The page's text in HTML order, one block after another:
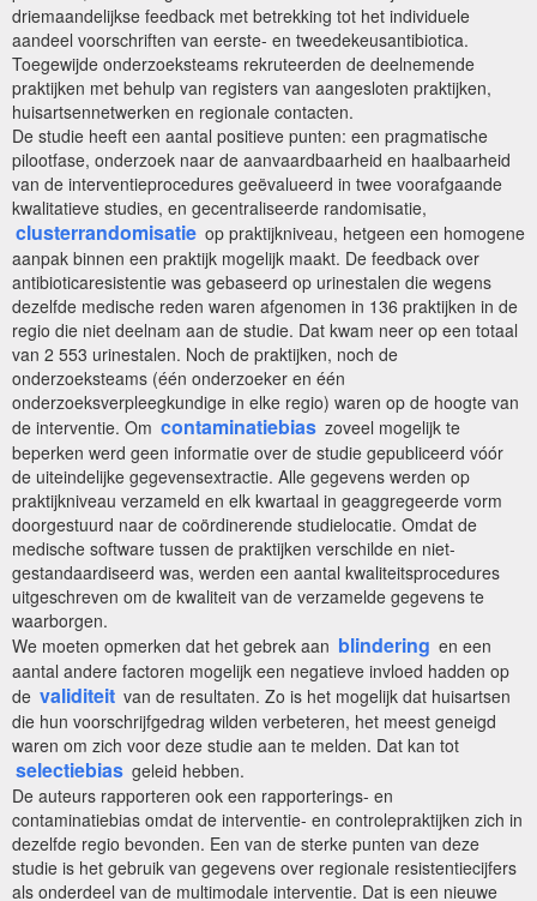
driemaandelijkse feedback met betrekking tot het individuele
aandeel voorschriften van eerste- en tweedekeusantibiotica.
Toegewijde onderzoeksteams rekruteerden de deelnemende
praktijken met behulp van registers van aangesloten praktijken,
huisartsennetwerken en regionale contacten.
De studie heeft een aantal positieve punten: een pragmatische
pilootfase, onderzoek naar de aanvaardbaarheid en haalbaarheid
van de interventieprocedures geëvalueerd in twee voorafgaande
kwalitatieve studies, en gecentraliseerde randomisatie,
clusterrandomisatie op praktijkniveau, hetgeen een homogene
aanpak binnen een praktijk mogelijk maakt. De feedback over
antibioticaresistentie was gebaseerd op urinestalen die wegens
dezelfde medische reden waren afgenomen in 136 praktijken in de
regio die niet deelnam aan de studie. Dat kwam neer op een totaal
van 2 553 urinestalen. Noch de praktijken, noch de
onderzoeksteams (één onderzoeker en één
onderzoeksverpleegkundige in elke regio) waren op de hoogte van
de interventie. Om contaminatiebias zoveel mogelijk te
beperken werd geen informatie over de studie gepubliceerd vóór
de uiteindelijke gegevensextractie. Alle gegevens werden op
praktijkniveau verzameld en elk kwartaal in geaggregeerde vorm
doorgestuurd naar de coördinerende studielocatie. Omdat de
medische software tussen de praktijken verschilde en niet-
gestandaardiseerd was, werden een aantal kwaliteitsprocedures
uitgeschreven om de kwaliteit van de verzamelde gegevens te
waarborgen.
We moeten opmerken dat het gebrek aan blindering en een
aantal andere factoren mogelijk een negatieve invloed hadden op
de validiteit van de resultaten. Zo is het mogelijk dat huisartsen
die hun voorschrijfgedrag wilden verbeteren, het meest geneigd
waren om zich voor deze studie aan te melden. Dat kan tot
selectiebias geleid hebben.
De auteurs rapporteren ook een rapporterings- en
contaminatiebias omdat de interventie- en controlepraktijken zich in
dezelfde regio bevonden. Een van de sterke punten van deze
studie is het gebruik van gegevens over regionale resistentiecijfers
als onderdeel van de multimodale interventie. Dat is een nieuwe